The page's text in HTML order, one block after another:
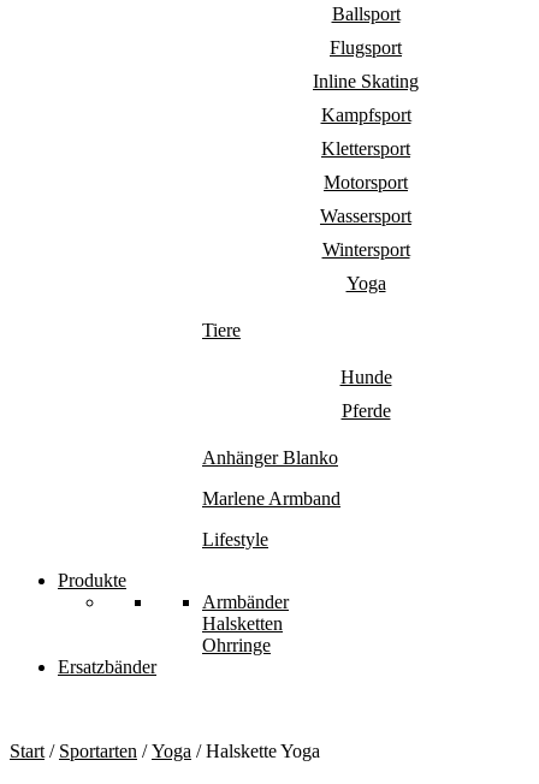
Ballsport
Flugsport
Inline Skating
Kampfsport
Klettersport
Motorsport
Wassersport
Wintersport
Yoga
Tiere
Hunde
Pferde
Anhänger Blanko
Marlene Armband
Lifestyle
Produkte
Armbänder
Halsketten
Ohrringe
Ersatzbänder
Start / Sportarten /Yoga / Halskette Yoga